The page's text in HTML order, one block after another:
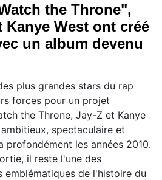
the Throne",
Kanye West ont créé
un album devenu
plus grandes stars du rap
forces pour un projet
the Throne, Jay-Z et Kanye
spectaculaire et
profondément les années 2010.
il reste l'une des
emblématiques de l'histoire du